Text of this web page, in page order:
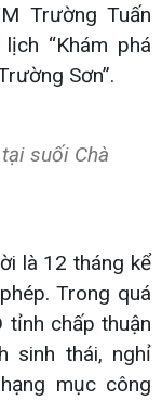
Trường Tuấn
“Khám phá
Sơn”.
suối Chà
là 12 tháng kể
Trong quá
tỉnh chấp thuận
sinh thái, nghỉ
mục công